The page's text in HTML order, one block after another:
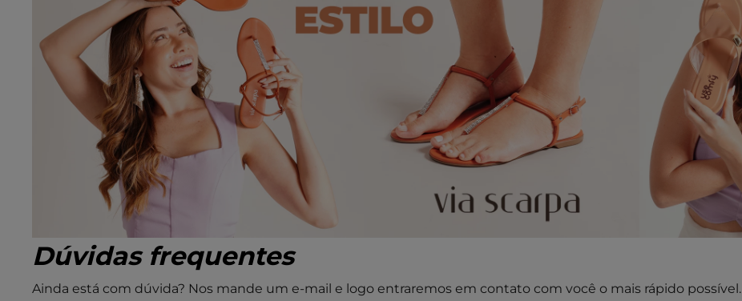
Dúvidas frequentes
Ainda está com dúvida? Nos mande um e-mail e logo entraremos em contato com você o mais rápido possível.